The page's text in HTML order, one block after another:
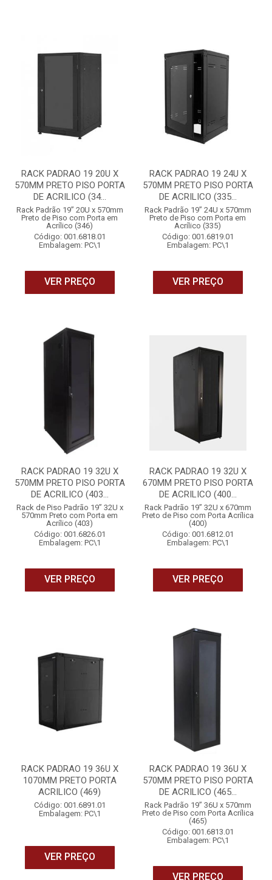
RACK PADRAO 19 20U X
570MM PRETO PISO PORTA
DE ACRILICO (34...
Rack Padrão 19” 20U x 570mm
Preto de Piso com Porta em
Acrílico (346)
Código: 001.6818.01
Embalagem: PC\1
VER PREÇO
RACK PADRAO 19 24U X
570MM PRETO PISO PORTA
DE ACRILICO (335...
Rack Padrão 19” 24U x 570mm
Preto de Piso com Porta em
Acrílico (335)
Código: 001.6819.01
Embalagem: PC\1
VER PREÇO
RACK PADRAO 19 32U X
570MM PRETO PISO PORTA
DE ACRILICO (403...
Rack de Piso Padrão 19” 32U x
570mm Preto com Porta em
Acrílico (403)
Código: 001.6826.01
Embalagem: PC\1
VER PREÇO
RACK PADRAO 19 32U X
670MM PRETO PISO PORTA
DE ACRILICO (400...
Rack Padrão 19” 32U x 670mm
Preto de Piso com Porta Acrílica
(400)
Código: 001.6812.01
Embalagem: PC\1
VER PREÇO
RACK PADRAO 19 36U X
1070MM PRETO PORTA
ACRILICO (469)
Código: 001.6891.01
Embalagem: PC\1
VER PREÇO
RACK PADRAO 19 36U X
570MM PRETO PISO PORTA
DE ACRILICO (465...
Rack Padrão 19” 36U x 570mm
Preto de Piso com Porta Acrílica
(465)
Código: 001.6813.01
Embalagem: PC\1
VER PREÇO